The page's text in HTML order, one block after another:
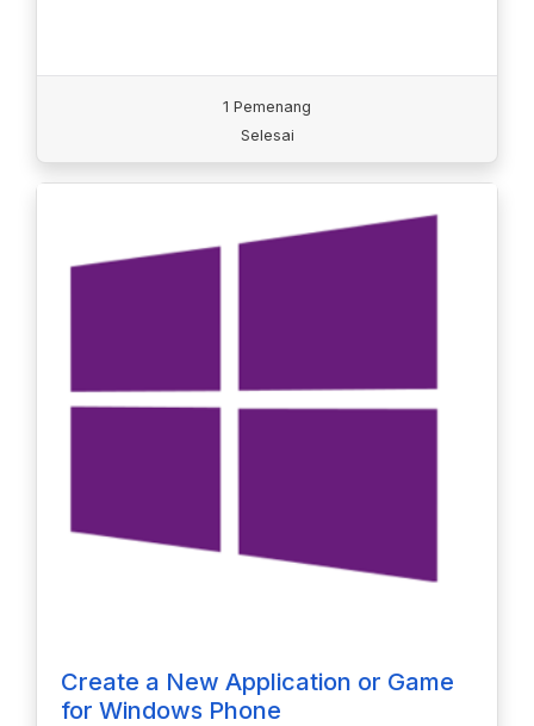
1 Pemenang
Selesai
Create a New Application or Game
for Windows Phone